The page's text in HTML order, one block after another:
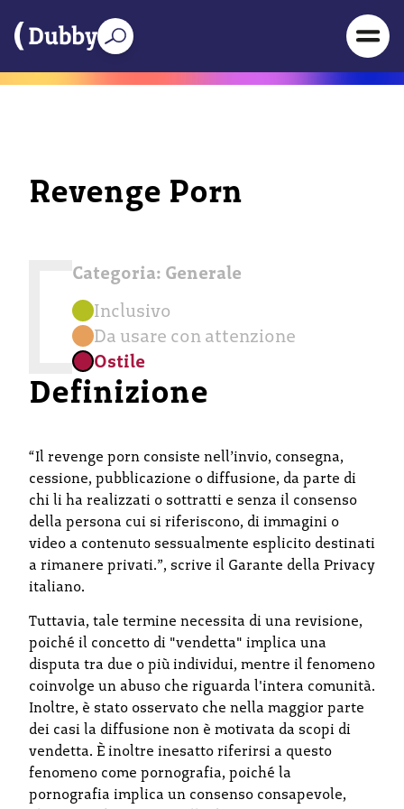
Revenge Porn
Categoria: Generale
Inclusivo
Da usare con attenzione
Ostile
Definizione
“Il revenge porn consiste nell’invio, consegna,
cessione, pubblicazione o diffusione, da parte di
chi li ha realizzati o sottratti e senza il consenso
della persona cui si riferiscono, di immagini o
video a contenuto sessualmente esplicito destinati
a rimanere privati.”, scrive il Garante della Privacy
italiano.
Tuttavia, tale termine necessita di una revisione,
poiché il concetto di "vendetta" implica una
disputa tra due o più individui, mentre il fenomeno
coinvolge un abuso che riguarda l'intera comunità.
Inoltre, è stato osservato che nella maggior parte
dei casi la diffusione non è motivata da scopi di
vendetta. È inoltre inesatto riferirsi a questo
fenomeno come pornografia, poiché la
pornografia implica un consenso consapevole,